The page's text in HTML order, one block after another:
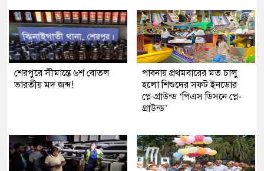
শেরপুরে সীমান্তে ৬শ বোতল
ভারতীয় মদ জব্দ!
পাবনায় প্রথমবারের মত চালু
হলো শিশুদের সফট ইনডোর
প্লে-গ্রাউন্ড ‘পিএস ডিসনে প্লে-
গ্রাউন্ড’